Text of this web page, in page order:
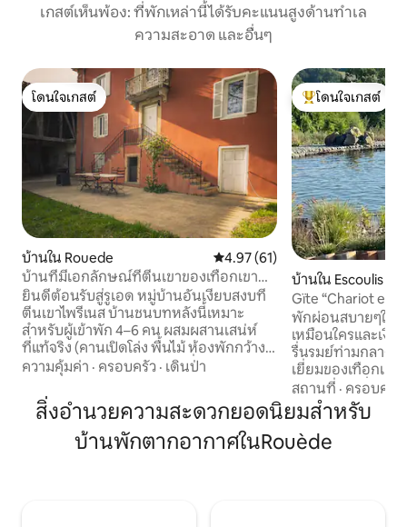
เกสต์เห็นพ้อง: ที่พักเหล่านี้ได้รับคะแนนสูงด้านทำเล
ความสะอาด และอื่นๆ
โดนใจเกสต์
โดนใจเกสต์
บ้านใน Rouede คะแนนเฉลี่ย 4.97 จาก 5, 61 รีวิว
4.97 (61)
บ้านที่มีเอกลักษณ์ที่ตีนเขาของเทือกเขา
พิเรนีส
ยินดีต้อนรับสู่รูเอด หมู่บ้านอันเงียบสงบที่
ตีนเขาไพรีเนส บ้านชนบทหลังนี้เหมาะ
สำหรับผู้เข้าพัก 4–6 คน ผสมผสานเสน่ห์
ที่แท้จริง (คานเปิดโล่ง พื้นไม้ ห้องพักกว้าง
ขวาง) กับความสะดวกสบายที่ทันสมัย
นอน 4 ห้อง สวน และระเบียงที่มองเห็นวิว
เทือกเขาไพรีเนส รองรับผู้เข้าพักได้สูงสุด 8
คน 1 ห้องน้ำ ห้องครัวที่มีอุปกรณ์ครบครัน
แต่ไม่มีเครื่องล้างจานเนื่องจากรูปแบบของ
ความคุ้มค่า · ครอบครัว · เดินป่า
โดนใจเกสต์ที่สุด
โดนใจเกสต์
บ้านใน Escoulis
Gïte “Chariot en
พักผ่อนสบายๆใน
เหมือนใครและเงี
รื่นรมย์ท่ามกลาง
เยี่ยมของเทือกเข
และเส้นทางปั่นจัก
ว่ายน้ำที่ยอดเยี่ย
ว่ายน้ำธรรมชาติของเรา นอก
สามารถเดินทางไ
ของตูลูสได้ภายใ
สถานที่ · ครอบครัว
สิ่งอำนวยความสะดวกยอดนิยมสำหรับ
บ้านพักตากอากาศในRouède